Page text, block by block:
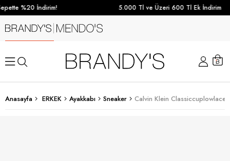
%20 İndirim! 5.000 Tl ve Üzeri 600 Tl Ek İndirim
Anasayfa ERKEK Ayakkabı Sneaker Calvin Klein